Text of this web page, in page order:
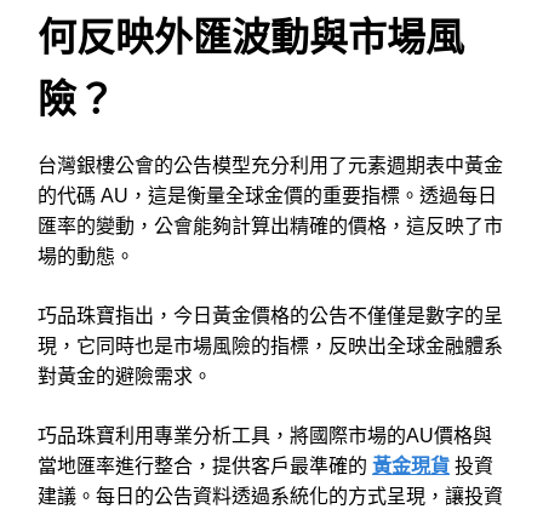
何反映外匯波動與市場風
險？
台灣銀樓公會的公告模型充分利用了元素週期表中黃金
的代碼 AU，這是衡量全球金價的重要指標。透過每日
匯率的變動，公會能夠計算出精確的價格，這反映了市
場的動態。
巧品珠寶指出，今日黃金價格的公告不僅僅是數字的呈
現，它同時也是市場風險的指標，反映出全球金融體系
對黃金的避險需求。
巧品珠寶利用專業分析工具，將國際市場的AU價格與
當地匯率進行整合，提供客戶最準確的 黃金現貨 投資
建議。每日的公告資料透過系統化的方式呈現，讓投資